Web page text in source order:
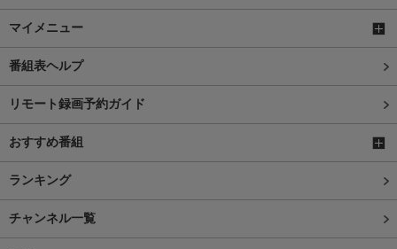
マイメニュー
番組表ヘルプ
リモート録画予約ガイド
おすすめ番組
ランキング
チャンネル一覧